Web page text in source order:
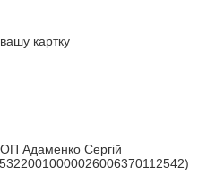
картку
Адаменко Сергій